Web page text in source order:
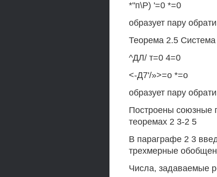
*"п\Р) '=0 *=0
образует пару
Теорема 2.5
^ДЛ/ т=0 4=0
<-Д7'/»>=о *=о
образует пару
Построены союзные
теоремах 2 3-2 5
В параграфе 2 3
трехмерные
Числа, задаваемые